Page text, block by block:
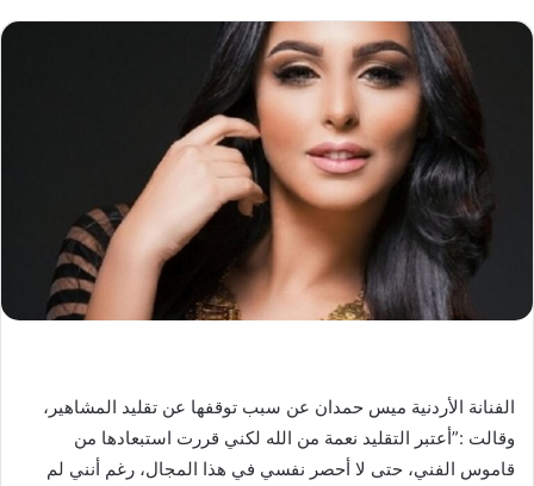
الفنانة الأردنية ​ميس حمدان​ عن سبب توقفها عن تقليد المشاهير،
وقالت :”أعتبر التقليد نعمة من الله لكني قررت استبعادها من
قاموس الفني، حتى لا أحصر نفسي في هذا المجال، رغم أنني لم